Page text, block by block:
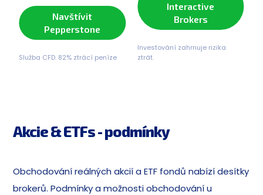
Navštívit
Pepperstone
Služba CFD. 82% ztrácí peníze
Interactive
Brokers
Investování zahrnuje rizika
ztrát.
Akcie & ETFs - podmínky
Obchodování reálných akcií a ETF fondů nabízí desítky
brokerů. Podmínky a možnosti obchodování u